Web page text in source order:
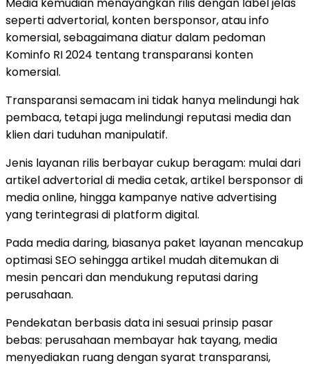
seperti advertorial, konten bersponsor, atau info
komersial, sebagaimana diatur dalam pedoman
Kominfo RI 2024 tentang transparansi konten
komersial.
Transparansi semacam ini tidak hanya melindungi hak
pembaca, tetapi juga melindungi reputasi media dan
klien dari tuduhan manipulatif.
Jenis layanan rilis berbayar cukup beragam: mulai dari
artikel advertorial di media cetak, artikel bersponsor di
media online, hingga kampanye native advertising
yang terintegrasi di platform digital.
Pada media daring, biasanya paket layanan mencakup
optimasi SEO sehingga artikel mudah ditemukan di
mesin pencari dan mendukung reputasi daring
perusahaan.
Pendekatan berbasis data ini sesuai prinsip pasar
bebas: perusahaan membayar hak tayang, media
menyediakan ruang dengan syarat transparansi,